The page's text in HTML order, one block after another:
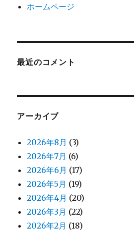
ホームページ
最近のコメント
アーカイブ
2026年8月 (3)
2026年7月 (6)
2026年6月 (17)
2026年5月 (19)
2026年4月 (20)
2026年3月 (22)
2026年2月 (18)